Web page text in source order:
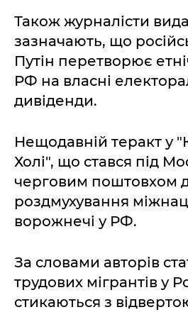
Також журналісти
зазначають, що
Путін перетворює
РФ на власні
дивіденди.
Нещодавній теракт у
Холі", що стався під
черговим поштовхом
роздмухування
ворожнечі у РФ.
За словами авторів
трудових мігрантів у
стикаються з